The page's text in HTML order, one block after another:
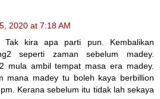
2020 at 7:18 AM
Tak kira apa parti pun. Kembalikan
seperti zaman sebelum madey.
mula ambil tempat masa era madey.
mana madey tu boleh kaya berbillion
Kerana sebelum itu tidak lah sekaya